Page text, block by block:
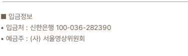
■ 입금정보
• 입금처 : 신한은행 100-036-282390
• 예금주 : (사) 서울영상위원회